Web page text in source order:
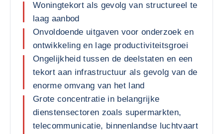
Woningtekort als gevolg van structureel te
laag aanbod
Onvoldoende uitgaven voor onderzoek en
ontwikkeling en lage productiviteitsgroei
Ongelijkheid tussen de deelstaten en een
tekort aan infrastructuur als gevolg van de
enorme omvang van het land
Grote concentratie in belangrijke
dienstensectoren zoals supermarkten,
telecommunicatie, binnenlandse luchtvaart